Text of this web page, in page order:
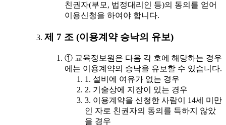
친권자(부모, 법정대리인 등)의 동의를 얻어
이용신청을 하여야 합니다.
제 7 조 (이용계약 승낙의 유보)
① 교육정보원은 다음 각 호에 해당하는 경우
에는 이용계약의 승낙을 유보할 수 있습니다.
1. 설비에 여유가 없는 경우
2. 기술상에 지장이 있는 경우
3. 이용계약을 신청한 사람이 14세 미만
인 자로 친권자의 동의를 득하지 않았
을 경우